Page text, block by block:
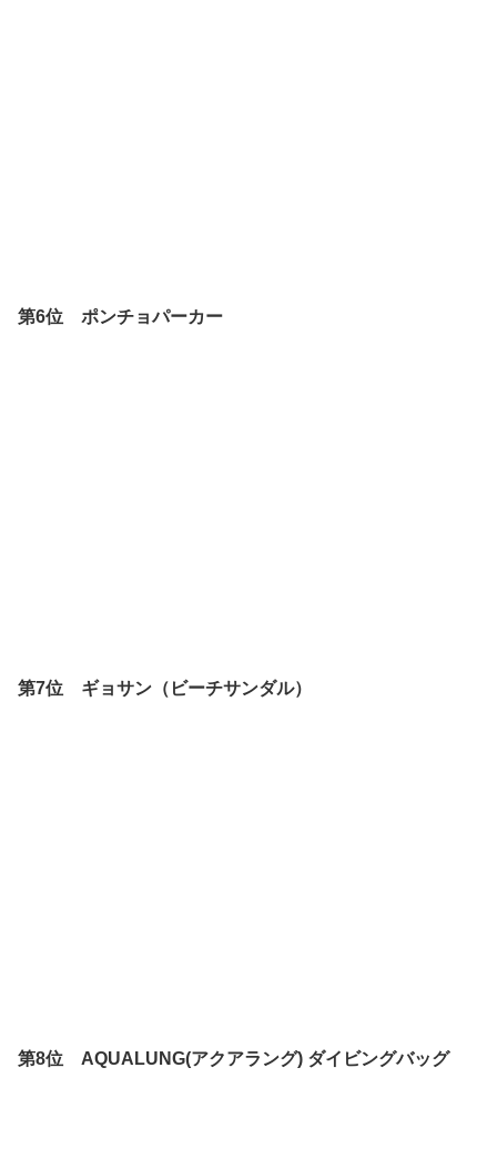
第6位 ポンチョパーカー
第7位 ギョサン（ビーチサンダル）
第8位 AQUALUNG(アクアラング) ダイビングバッグ